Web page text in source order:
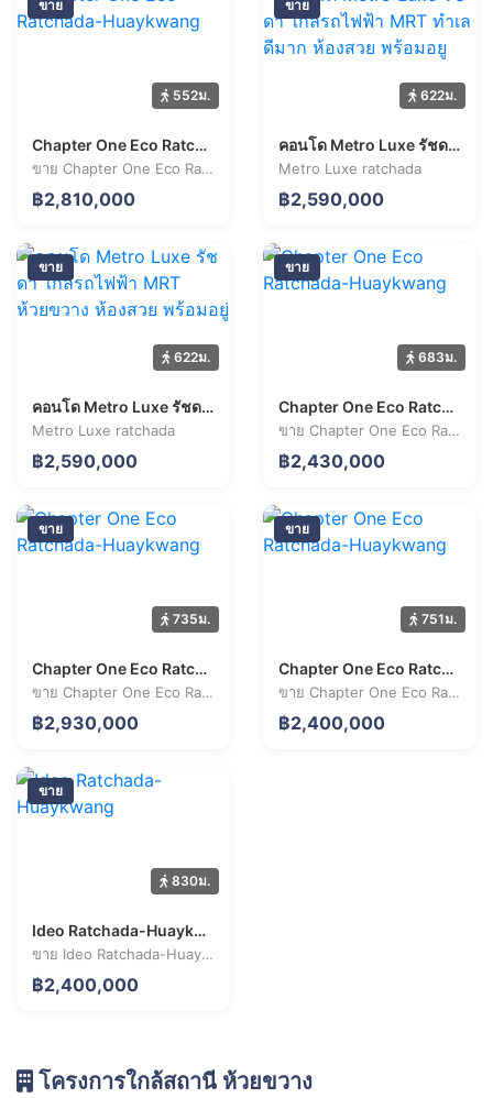
ขาย
552ม.
Chapter One Eco Ratchada-Huaykwang
ขาย Chapter One Eco Ratchada-Huaykwang 1 ห้องนอน 31.3 ตร.ม. ราคา 2.81 ล้านบาท
฿2,810,000
ขาย
622ม.
คอนโด Metro Luxe รัชดา ใกล้รถไฟฟ้า MRT ทำเลดีมาก ห้องสวย พร้อมอยู
Metro Luxe ratchada
฿2,590,000
ขาย
622ม.
คอนโด Metro Luxe รัชดา ใกล้รถไฟฟ้า MRT ห้วยขวาง ห้องสวย พร้อมอยู่
Metro Luxe ratchada
฿2,590,000
ขาย
683ม.
Chapter One Eco Ratchada-Huaykwang
ขาย Chapter One Eco Ratchada-Huaykwang 1 ห้องนอน 28.8 ตร.ม. ราคา 2.43 ล้านบาท
฿2,430,000
ขาย
735ม.
Chapter One Eco Ratchada-Huaykwang
ขาย Chapter One Eco Ratchada-Huaykwang 2 ห้องนอน 44.0 ตร.ม. ราคา 2.93 ล้านบาท
฿2,930,000
ขาย
751ม.
Chapter One Eco Ratchada-Huaykwang
ขาย Chapter One Eco Ratchada-Huaykwang 1 ห้องนอน 32.1 ตร.ม. ราคา 2.40 ล้านบาท
฿2,400,000
ขาย
830ม.
Ideo Ratchada-Huaykwang
ขาย Ideo Ratchada-Huaykwang 1 ห้องนอน 28.2 ตร.ม. ราคา 2.40 ล้านบาท
฿2,400,000
โครงการใกล้สถานี ห้วยขวาง